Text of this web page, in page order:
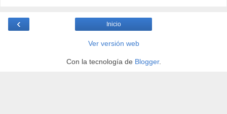
‹ Inicio
Ver versión web
Con la tecnología de Blogger.